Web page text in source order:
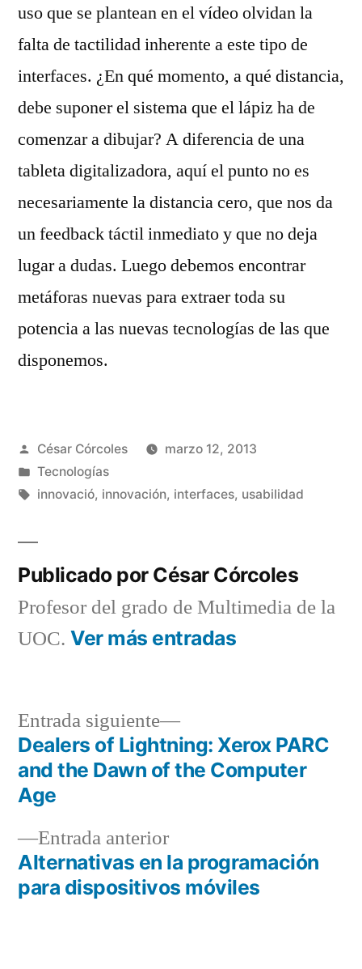
uso que se plantean en el vídeo olvidan la
falta de tactilidad inherente a este tipo de
interfaces. ¿En qué momento, a qué distancia,
debe suponer el sistema que el lápiz ha de
comenzar a dibujar? A diferencia de una
tableta digitalizadora, aquí el punto no es
necesariamente la distancia cero, que nos da
un feedback táctil inmediato y que no deja
lugar a dudas. Luego debemos encontrar
metáforas nuevas para extraer toda su
potencia a las nuevas tecnologías de las que
disponemos.
Publicado
por
César Córcoles
marzo 12, 2013
Publicado
en
Tecnologías
Etiquetas:
innovació, innovación, interfaces, usabilidad
Publicado por César Córcoles
Profesor del grado de Multimedia de la
UOC. Ver más entradas
Navegación
de
entradas
Entrada anteriorEntrada
anterior:
Alternativas en la programación
para dispositivos móviles
Entrada siguiente
Entrada
siguiente:
Dealers of Lightning: Xerox PARC
and the Dawn of the Computer
Age